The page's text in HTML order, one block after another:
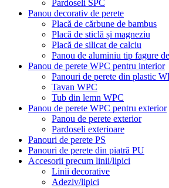
Pardoseli SPC
Panou decorativ de perete
Placă de cărbune de bambus
Placă de sticlă și magneziu
Placă de silicat de calciu
Panou de aluminiu tip fagure
Panou de perete WPC pentru interior
Panouri de perete din plastic
Tavan WPC
Tub din lemn WPC
Panou de perete WPC pentru exterior
Panou de perete exterior
Pardoseli exterioare
Panouri de perete PS
Panouri de perete din piatră PU
Accesorii precum linii/lipici
Linii decorative
Adeziv/lipici